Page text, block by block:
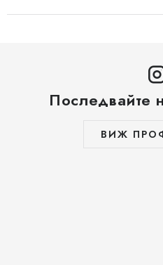
Последвайте
ВИЖ